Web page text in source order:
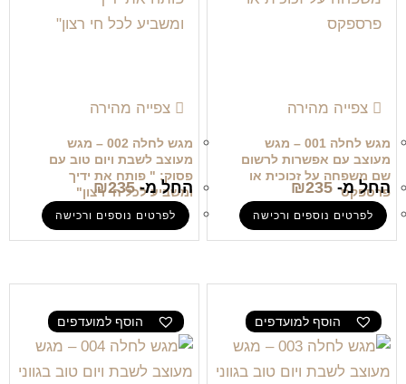
צפייה מהירה
מגש לחלה 001 – מגש
מעוצב עם אפשרות לרשום
שם משפחה על זכוכית או
פרספקס
החל מ- ₪235
לפרטים נוספים ורכישה
צפייה מהירה
מגש לחלה 002 – מגש
מעוצב לשבת ויום טוב עם
פסוק: " פותח את ידיך
ומשביע לכל חי רצון"
החל מ- ₪235
לפרטים נוספים ורכישה
הוסף למועדפים הוסף למועדפים